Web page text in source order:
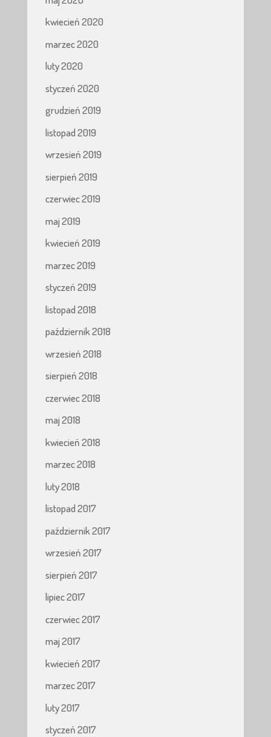
kwiecień 2020
marzec 2020
luty 2020
styczeń 2020
grudzień 2019
listopad 2019
wrzesień 2019
sierpień 2019
czerwiec 2019
maj 2019
kwiecień 2019
marzec 2019
styczeń 2019
listopad 2018
październik 2018
wrzesień 2018
sierpień 2018
czerwiec 2018
maj 2018
kwiecień 2018
marzec 2018
luty 2018
listopad 2017
październik 2017
wrzesień 2017
sierpień 2017
lipiec 2017
czerwiec 2017
maj 2017
kwiecień 2017
marzec 2017
luty 2017
styczeń 2017